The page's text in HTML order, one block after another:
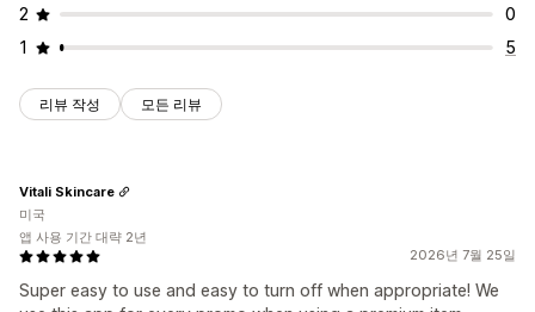
2
0
1
5
리뷰 작성 모든 리뷰
2026년 7월 25일
Super easy to use and easy to turn off when appropriate! We
Vitali Skincare
미국
앱 사용 기간 대략 2년